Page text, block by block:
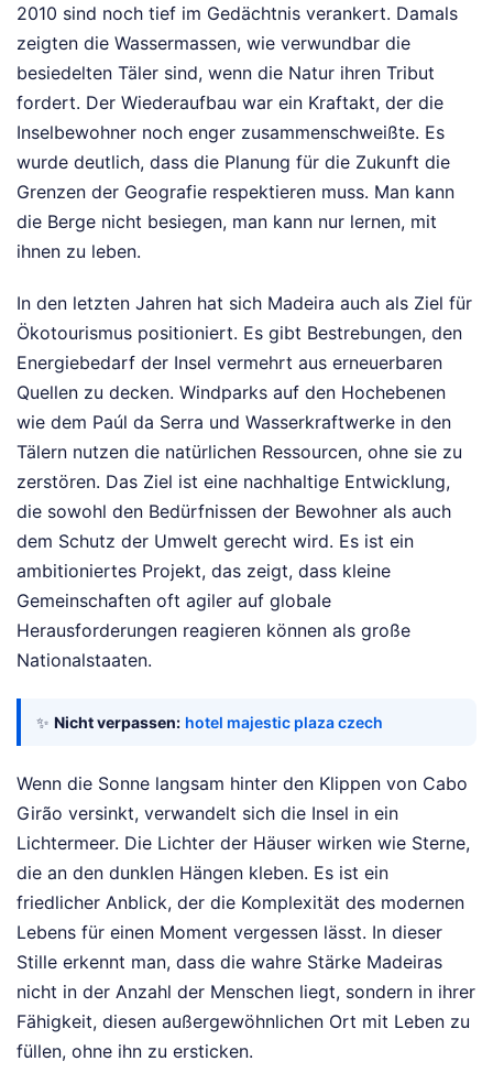
2010 sind noch tief im Gedächtnis verankert. Damals
zeigten die Wassermassen, wie verwundbar die
besiedelten Täler sind, wenn die Natur ihren Tribut
fordert. Der Wiederaufbau war ein Kraftakt, der die
Inselbewohner noch enger zusammenschweißte. Es
wurde deutlich, dass die Planung für die Zukunft die
Grenzen der Geografie respektieren muss. Man kann
die Berge nicht besiegen, man kann nur lernen, mit
ihnen zu leben.
In den letzten Jahren hat sich Madeira auch als Ziel für
Ökotourismus positioniert. Es gibt Bestrebungen, den
Energiebedarf der Insel vermehrt aus erneuerbaren
Quellen zu decken. Windparks auf den Hochebenen
wie dem Paúl da Serra und Wasserkraftwerke in den
Tälern nutzen die natürlichen Ressourcen, ohne sie zu
zerstören. Das Ziel ist eine nachhaltige Entwicklung,
die sowohl den Bedürfnissen der Bewohner als auch
dem Schutz der Umwelt gerecht wird. Es ist ein
ambitioniertes Projekt, das zeigt, dass kleine
Gemeinschaften oft agiler auf globale
Herausforderungen reagieren können als große
Nationalstaaten.
✨ Nicht verpassen: hotel majestic plaza czech
Wenn die Sonne langsam hinter den Klippen von Cabo
Girão versinkt, verwandelt sich die Insel in ein
Lichtermeer. Die Lichter der Häuser wirken wie Sterne,
die an den dunklen Hängen kleben. Es ist ein
friedlicher Anblick, der die Komplexität des modernen
Lebens für einen Moment vergessen lässt. In dieser
Stille erkennt man, dass die wahre Stärke Madeiras
nicht in der Anzahl der Menschen liegt, sondern in ihrer
Fähigkeit, diesen außergewöhnlichen Ort mit Leben zu
füllen, ohne ihn zu ersticken.